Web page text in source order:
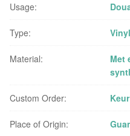
Usage:
Type:
Material:
Met
Custom Order:
Place of Origin: